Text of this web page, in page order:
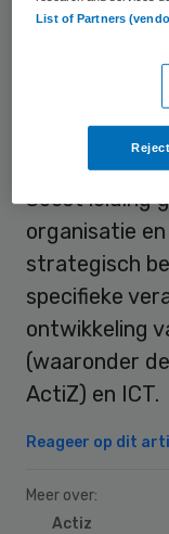
achtergrond
Braun start
functie van
Soest leiding
organisatie
strategisch
specifieke
ontwikkeling
(waaronder
ActiZ) en ICT.
Reageer op dit
Meer over:
Actiz
List of Partners